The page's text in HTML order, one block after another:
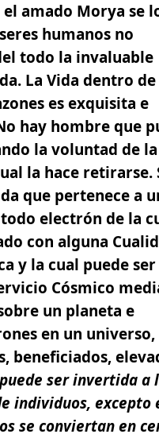
amado Morya se
humanos no
todo la invaluable
La Vida dentro de
es exquisita e
hay hombre que
la voluntad de
la hace retirarse.
que pertenece a
electrón de la
con alguna
y la cual puede ser
Cósmico
un planeta e
en un universo,
beneficiados,
ser invertida a
individuos, excepto
se conviertan en